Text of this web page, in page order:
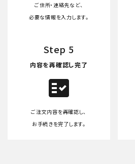
ご住所・連絡先など、
必要な情報を入力します。
Step 5
内容を再確認し完了
fact_check
ご注文内容を再確認し、
お手続きを完了します。